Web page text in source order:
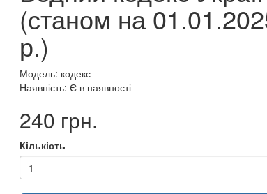
(станом на
р.)
Модель: кодекс
Наявність: Є в наявності
240 грн.
Кількість